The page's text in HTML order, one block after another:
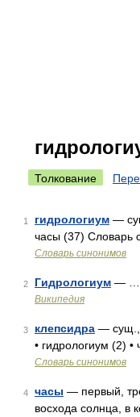
Толкование
1 гидрологиум —
часы (37) Словарь
Словарь синонимов
2 Гидрологиум — …
Википедия
3 клепсидра — сущ.,
• гидрологиум (2) •
Словарь синонимов
4 часы — первый,
восхода солнца, в